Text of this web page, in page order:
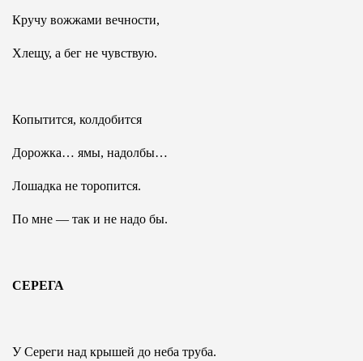
Кручу вожжами вечности,
Хлещу, а бег не чувствую.
Копытится, колдобится
Дорожка… ямы, надолбы…
Лошадка не торопится.
По мне — так и не надо бы.
СЕРЕГА
У Сереги над крышей до неба труба.